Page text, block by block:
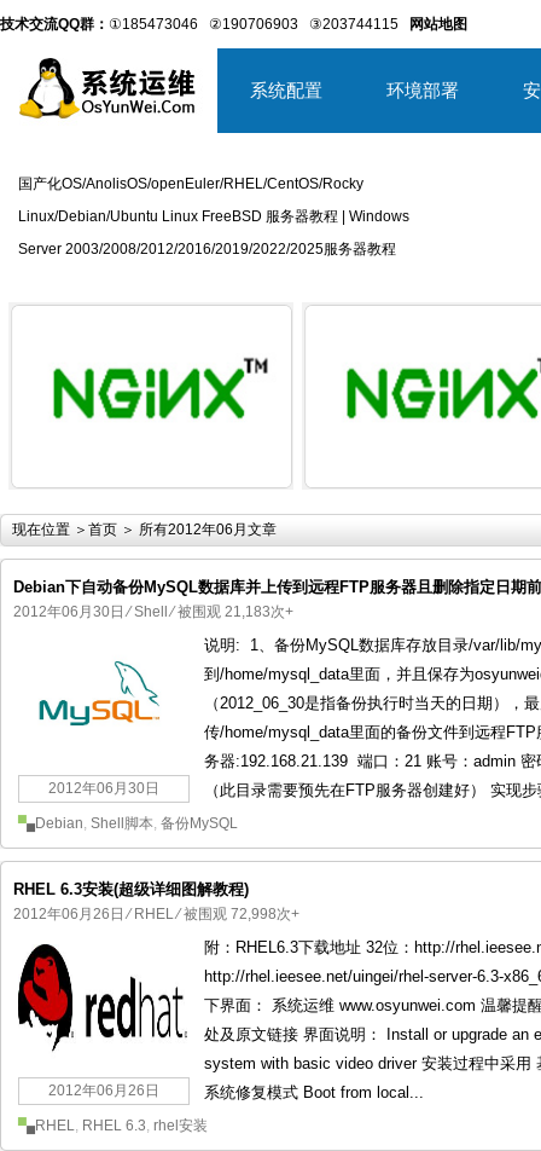
技术交流QQ群： ①185473046 ②190706903 ③203744115 网站地图
系统配置 环境部署
国产化OS/AnolisOS/openEuler/RHEL/CentOS/Rocky
Linux/Debian/Ubuntu Linux FreeBSD 服务器教程 | Windows
Server 2003/2008/2012/2016/2019/2022/2025服务器教程
国产化操作系统欧拉openEuler编 国产化操作系统Anolis OS编
现在位置 ＞ 首页 ＞ 所有2012年06月文章
Debian下自动备份MySQL数据库并上传到远程FTP服务器且删除指定日期
2012年06月30日 ⁄Shell ⁄ 被围观 21,183次+
2012年06月30日
说明: 1、备份MySQL数据库存放目录/var/lib/
到/home/mysql_data里面，并且保存为
（2012_06_30是指备份执行时当天的日期），
传/home/mysql_data里面的备份文件到远程
务器:192.168.21.139 端口：21 账号：admin
（此目录需要预先在FTP服务器创建好） 实
Debian, Shell脚本, 备份MySQL
RHEL 6.3安装(超级详细图解教程)
2012年06月26日 ⁄ RHEL⁄ 被围观 72,998次+
2012年06月26日
附：RHEL6.3下载地址 32位：http://
http://rhel.ieesee.net/uingei/rhel-server-6.3-
下界面： 系统运维 www.osyunwei.com 温馨提
处及原文链接 界面说明： Install or upgrade
system with basic video driver 安装过程中采
系统修复模式 Boot from local...
RHEL, RHEL 6.3, rhel安装